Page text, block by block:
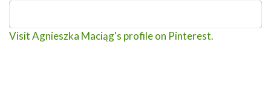
Visit Agnieszka Maciąg's profile on Pinterest.